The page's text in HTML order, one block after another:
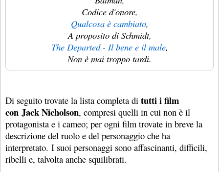
Codice d'onore,
Qualcosa è cambiato,
A proposito di Schmidt,
The Departed - Il bene e il male,
Non è mai troppo tardi.
Di seguito trovate la lista completa di tutti i film
con Jack Nicholson, compresi quelli in cui non è il
protagonista e i cameo; per ogni film trovate in breve la
descrizione del ruolo e del personaggio che ha
interpretato. I suoi personaggi sono affascinanti, difficili,
ribelli e, talvolta anche squilibrati.